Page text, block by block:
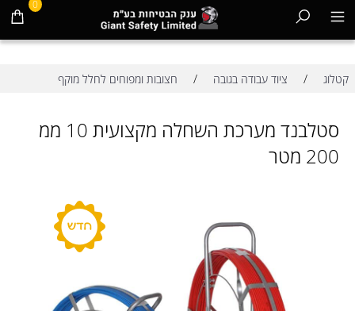
0
קטלוג / ציוד עבודה בגובה / חצובות ומפוחים לחלל מוקף
סטלבנד מערכת השחלה מקצועית 10 ממ
200 מטר